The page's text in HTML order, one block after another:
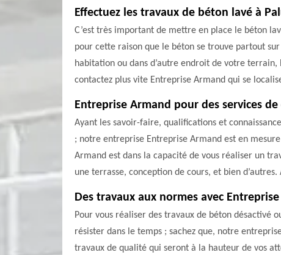
Effectuez les travaux de béton lavé à
C’est très important de mettre en place le béton
pour cette raison que le béton se trouve partout
habitation ou dans d’autre endroit de votre
contactez plus vite Entreprise Armand qui se
Entreprise Armand pour des services de
Ayant les savoir-faire, qualifications et
; notre entreprise Entreprise Armand est en
Armand est dans la capacité de vous réaliser un
une terrasse, conception de cours, et bien
Des travaux aux normes avec
Pour vous réaliser des travaux de béton
résister dans le temps ; sachez que, notre
travaux de qualité qui seront à la hauteur de vos